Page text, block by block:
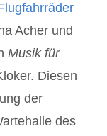
Acher und
Musik für
Diesen
der
des